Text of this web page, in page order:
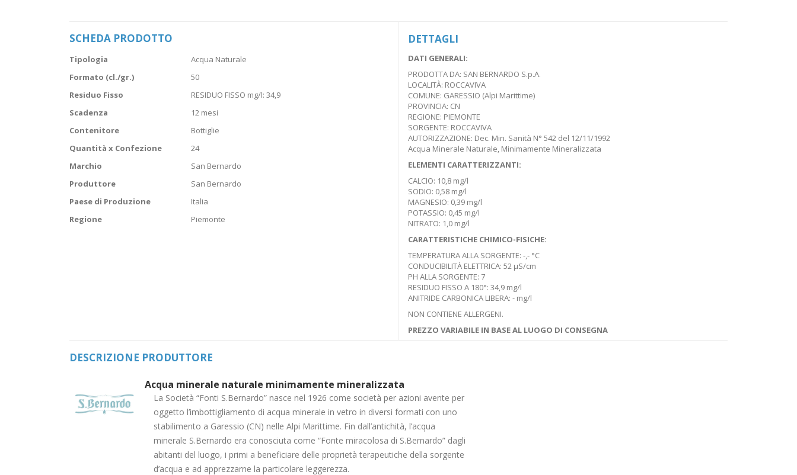
galleria
immagini
SCHEDA PRODOTTO
Scheda
prodotto
Tipologia
Acqua Naturale
Formato (cl./gr.)
50
Residuo Fisso
RESIDUO FISSO mg/l: 34,9
Scadenza
12 mesi
Contenitore
Bottiglie
Quantità x Confezione
24
Marchio
San Bernardo
Produttore
San Bernardo
Paese di Produzione
Italia
Regione
Piemonte
DETTAGLI
DATI GENERALI:
PRODOTTA DA: SAN BERNARDO S.p.A.
LOCALITÀ: ROCCAVIVA
COMUNE: GARESSIO (Alpi Marittime)
PROVINCIA: CN
REGIONE: PIEMONTE
SORGENTE: ROCCAVIVA
AUTORIZZAZIONE: Dec. Min. Sanità N° 542 del 12/11/1992
Acqua Minerale Naturale, Minimamente Mineralizzata
ELEMENTI CARATTERIZZANTI:
CALCIO: 10,8 mg/l
SODIO: 0,58 mg/l
MAGNESIO: 0,39 mg/l
POTASSIO: 0,45 mg/l
NITRATO: 1,0 mg/l
CARATTERISTICHE CHIMICO-FISICHE:
TEMPERATURA ALLA SORGENTE: -,- °C
CONDUCIBILITÀ ELETTRICA: 52 µS/cm
PH ALLA SORGENTE: 7
RESIDUO FISSO A 180°: 34,9 mg/l
ANITRIDE CARBONICA LIBERA: - mg/l
NON CONTIENE ALLERGENI.
PREZZO VARIABILE IN BASE AL LUOGO DI CONSEGNA
DESCRIZIONE PRODUTTORE
Acqua minerale naturale minimamente mineralizzata
La Società “Fonti S.Bernardo” nasce nel 1926 come società per azioni avente per
oggetto l’imbottigliamento di acqua minerale in vetro in diversi formati con uno
stabilimento a Garessio (CN) nelle Alpi Marittime. Fin dall’antichità, l’acqua
minerale S.Bernardo era conosciuta come “Fonte miracolosa di S.Bernardo” dagli
abitanti del luogo, i primi a beneficiare delle proprietà terapeutiche della sorgente
d’acqua e ad apprezzarne la particolare leggerezza.